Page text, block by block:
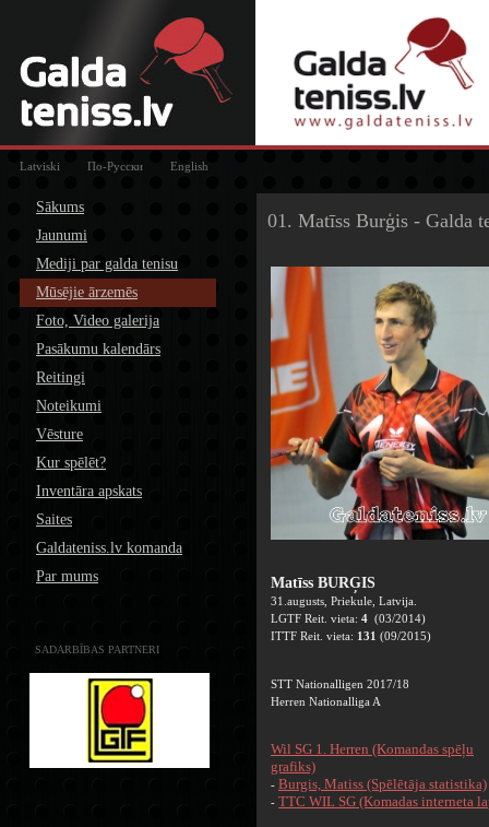
Latviski По-Русски English
Sākums
Jaunumi
Mediji par galda tenisu
Mūsējie ārzemēs
Foto, Video galerija
Pasākumu kalendārs
Reitingi
Noteikumi
Vēsture
Kur spēlēt?
Inventāra apskats
Saites
Galdateniss.lv komanda
Par mums
SADARBĪBAS PARTNERI
01. Matīss Burģis - Galda
Matīss BURĢIS
31.augusts, Priekule, Latvija.
LGTF Reit. vieta: 4 (03/2014)
ITTF Reit. vieta: 131 (09/2015)
STT Nationalligen 2017/18
Herren Nationalliga A
Wil SG 1. Herren (Komandas spēļu
grafiks)
- Burgis, Matiss (Spēlētāja statistika)
- TTC WIL SG (Komadas interneta
10
25/01/11